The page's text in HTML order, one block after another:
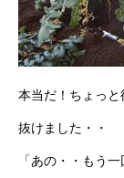
本当だ！ちょっと
抜けました・・
「あの・・もう